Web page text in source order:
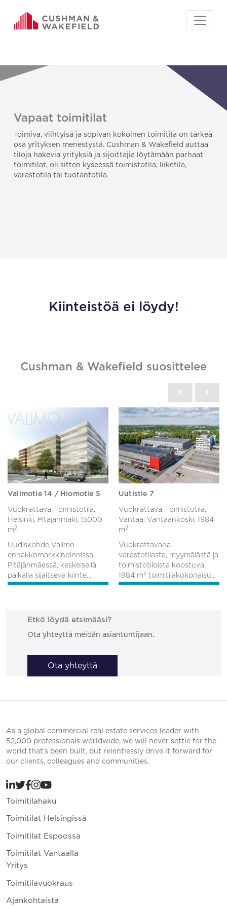
Vapaat toimitilat
Toimiva, viihtyisä ja sopivan kokoinen toimitila on tärkeä
osa yrityksen menestystä. Cushman & Wakefield auttaa
tiloja hakevia yrityksiä ja sijoittajia löytämään parhaat
toimitilat, oli sitten kyseessä toimistotila, liiketila,
varastotila tai tuotantotila.
Kiinteistöä ei löydy!
Cushman & Wakefield suosittelee
Valimotie 14 / Hiomotie 5
Vuokrattava, Toimistotila,
Helsinki, Pitäjänmäki, 15000
m 2
Uudiskohde Valimo
ennakkomarkkinoinnissa.
Pitäjänmäessä, keskeisellä
paikalla sijaitseva kiinte...
Uutistie 7
Vuokrattava, Toimistotila,
Vantaa, Vantaankoski, 1984
m 2
Vuokrattavana
varastotilasta, myymälästä ja
toimistotiloista koostuva
1984 m² toimitilakokonaisu...
Etkö löydä etsimääsi?
Ota yhteyttä meidän asiantuntijaan.
Ota yhteyttä
As a global commercial real estate services leader with
52,000 professionals worldwide, we will never settle for the
world that’s been built, but relentlessly drive it forward for
our clients, colleagues and communities.
Toimitilahaku
Toimitilat Helsingissä
Toimitilat Espoossa
Toimitilat Vantaalla
Yritys
Toimitilavuokraus
Ajankohtaista